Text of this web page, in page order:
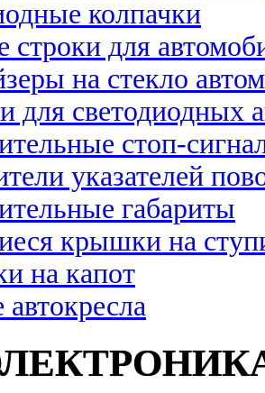
колпачки
строки для
на стекло
для светодиодных
стоп-
указателей
габариты
крышки на
на капот